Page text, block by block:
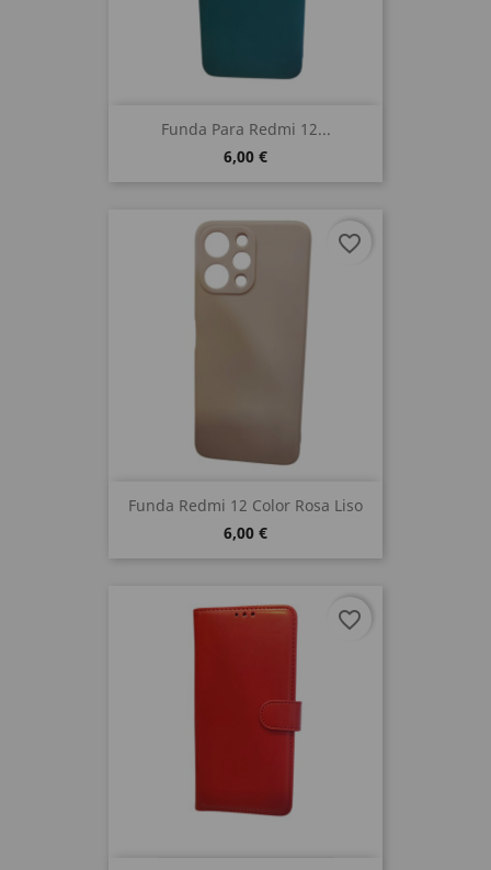
Funda Para Redmi 12...
6,00 €
Funda Redmi 12 Color Rosa Liso
6,00 €
favorite_border
favorite_border